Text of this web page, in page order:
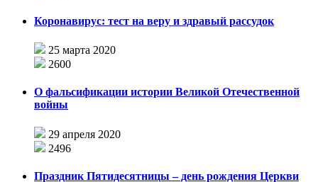
Коронавирус: тест на веру и здравый рассудок
25 марта 2020
2600
О фальсификации истории Великой Отечественной
войны
29 апреля 2020
2496
Праздник Пятидесятницы – день рождения Церкви